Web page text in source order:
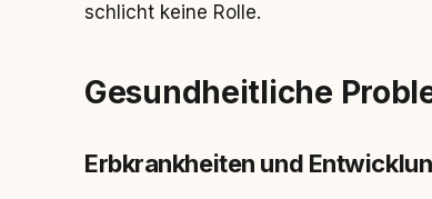
schlicht keine Rolle.
Gesundheitliche
Erbkrankheiten und